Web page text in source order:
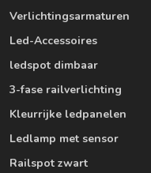
Verlichtingsarmaturen
Led-Accessoires
ledspot dimbaar
3-fase railverlichting
Kleurrijke ledpanelen
Ledlamp met sensor
Railspot zwart